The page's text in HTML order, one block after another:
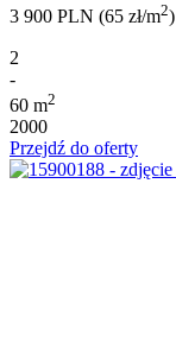
3 900 PLN (65 zł/m2)
2
-
60 m2
2000
Przejdź do oferty